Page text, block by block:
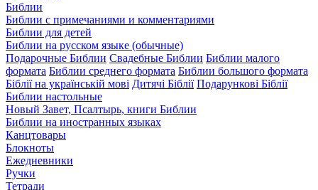
Библии
Библии с примечаниями и комментариями
Библии для детей
Библии на русском языке (обычные)
Подарочные Библии Свадебные Библии Библии малого
формата Библии среднего формата Библии большого формата
Біблії на українській мові Дитячі Біблії Подарункові Біблії
Библии настольные
Новый Завет, Псалтырь, книги Библии
Библии на иностранных языках
Канцтовары
Блокноты
Ежедневники
Ручки
Тетради